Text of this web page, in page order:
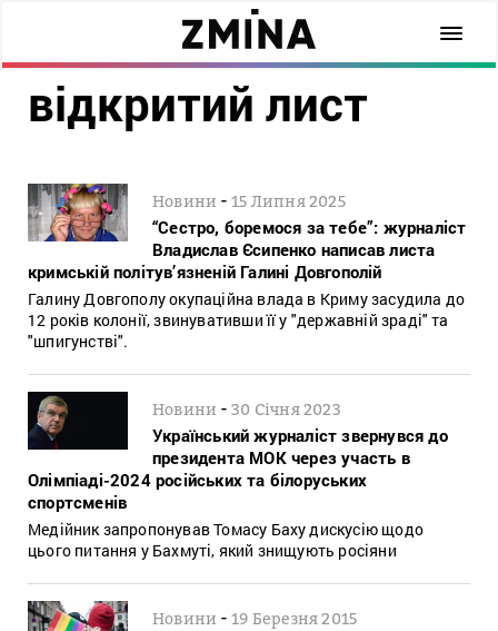
відкритий лист
Новини -15 Липня 2025
“Сестро, боремося за тебе”: журналіст
Владислав Єсипенко написав листа
кримській політув’язненій Галині Довгополій
Галину Довгополу окупаційна влада в Криму засудила до
12 років колонії, звинувативши її у "державній зраді" та
"шпигунстві".
Новини -30 Січня 2023
Український журналіст звернувся до
президента МОК через участь в
Олімпіаді-2024 російських та білоруських
спортсменів
Медійник запропонував Томасу Баху дискусію щодо
цього питання у Бахмуті, який знищують росіяни
Новини -19 Березня 2015